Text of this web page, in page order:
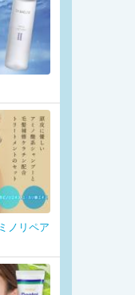
ノリペア